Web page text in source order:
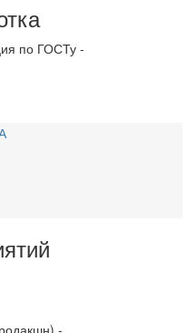
по ГОСТу -
-